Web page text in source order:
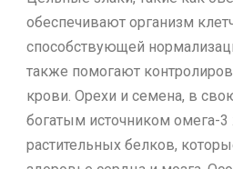
обеспечивают организм
способствующей
также помогают
крови. Орехи и семена, в
богатым источником омега-
растительных белков,